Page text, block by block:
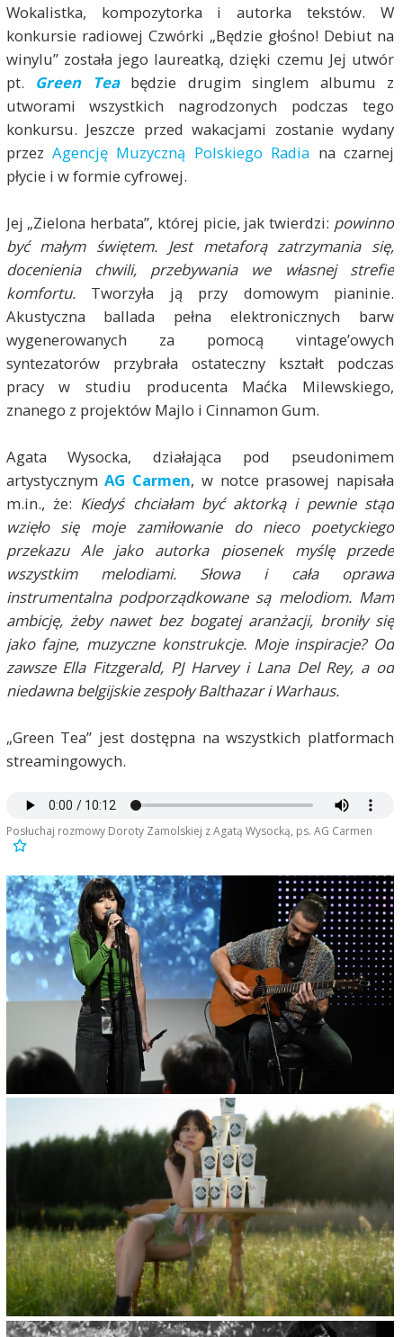
Wokalistka, kompozytorka i autorka tekstów. W
konkursie radiowej Czwórki „Będzie głośno! Debiut na
winylu” została jego laureatką, dzięki czemu Jej utwór
pt. Green Teabędzie drugim singlem albumu z
utworami wszystkich nagrodzonych podczas tego
konkursu. Jeszcze przed wakacjami zostanie wydany
przezAgencję Muzyczną Polskiego Radia na czarnej
płycie i w formie cyfrowej.
Jej „Zielona herbata”, której picie, jak twierdzi: powinno
być małym świętem. Jest metaforą zatrzymania się,
docenienia chwili, przebywania we własnej strefie
komfortu. Tworzyła ją
przy domowym pianinie.
Akustyczna ballada pełna elektronicznych barw
wygenerowanych za pomocą vintage’owych
syntezatorów przybrała ostateczny kształt podczas
pracy w studiu producenta Maćka Milewskiego,
znanego z projektów Majlo i Cinnamon Gum.
Agata Wysocka, działająca pod pseudonimem
artystycznymAG Carmen, w notce prasowej napisała
m.in., że: Kiedyś chciałam być aktorką i pewnie stąd
wzięło się moje zamiłowanie do nieco poetyckiego
przekazu Ale jako autorka piosenek myślę przede
wszystkim melodiami. Słowa i cała oprawa
instrumentalna podporządkowane są melodiom. Mam
ambicję, żeby nawet bez bogatej aranżacji, broniły się
jako fajne, muzyczne konstrukcje. Moje inspiracje? Od
zawsze Ella Fitzgerald, PJ Harvey i Lana Del Rey, a od
niedawna belgijskie zespoły Balthazar i Warhaus.
„Green Tea” jest dostępna na wszystkich platformach
streamingowych.
Posłuchaj rozmowy Doroty Zamolskiej z Agatą Wysocką, ps. AG Carmen